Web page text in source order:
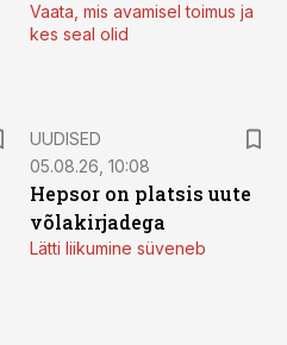
Vaata, mis avamisel toimus ja
kes seal olid
UUDISED
05.08.26, 10:08
Hepsor on platsis uute
võlakirjadega
Lätti liikumine süveneb